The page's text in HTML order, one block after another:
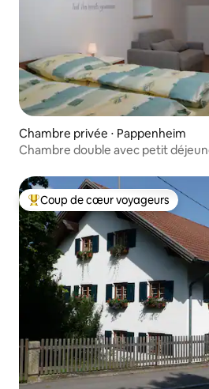
Chambre privée ⋅ Pappenheim
Chambre double avec petit
Coups de cœur voyageurs les plus
Coup de cœur voyageurs